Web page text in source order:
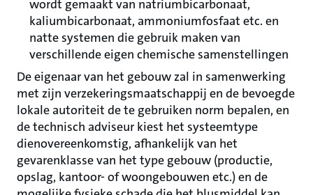
wordt gemaakt van natriumbicarbonaat,
kaliumbicarbonaat, ammoniumfosfaat etc. en
natte systemen die gebruik maken van
verschillende eigen chemische samenstellingen
De eigenaar van het gebouw zal in samenwerking
met zijn verzekeringsmaatschappij en de bevoegde
lokale autoriteit de te gebruiken norm bepalen, en
de technisch adviseur kiest het systeemtype
dienovereenkomstig, afhankelijk van het
gevarenklasse van het type gebouw (productie,
opslag, kantoor- of woongebouwen etc.) en de